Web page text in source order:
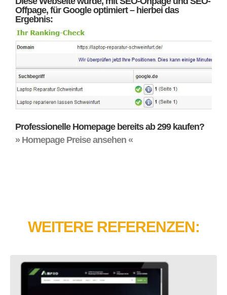
Offpage, für Google optimiert – hierbei das
Ergebnis:
Professionelle Homepage bereits ab 299 kaufen?
» Homepage Preise ansehen «
WEITERE REFERENZEN: